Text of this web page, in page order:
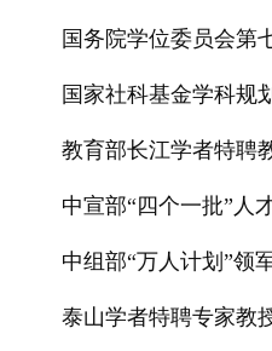
国务院学位委员会第
国家社科基金学科规
教育部长江学者特聘
中宣部“四个一批”人
中组部“万人计划”领
泰山学者特聘专家教